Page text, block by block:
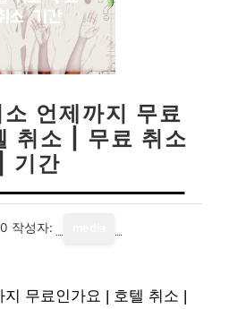
언제까지 무료
취소 | 무료 취소
| 기간
작성자:
무료인가요 | 호텔 취소 |